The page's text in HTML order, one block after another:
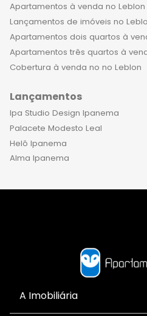
Apartamentos à venda no Leblon
Lançamentos de imóveis no
Apartamentos dois quartos à
Apartamentos três quartos à
Cobertura à venda no no Leblon
Lançamentos
Ipa Studio Design Ipanema
Palacete Modesto Leal
Helô Ipanema
Alma Ipanema
A Imobiliária